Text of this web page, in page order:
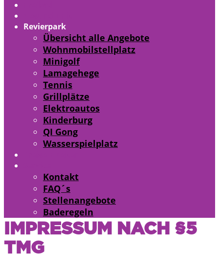
Revierpark
Übersicht alle Angebote
Wohnmobilstellplatz
Minigolf
Lamagehege
Tennis
Grillplätze
Elektroautos
Kinderburg
QI Gong
Wasserspielplatz
Kontakt
FAQ´s
Stellenangebote
Baderegeln
IMPRESSUM NACH §5
TMG